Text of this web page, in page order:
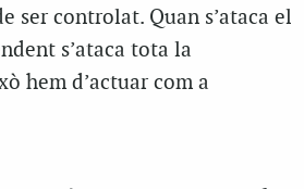
ser controlat. Quan s’ataca el
s’ataca tota la
hem d’actuar com a